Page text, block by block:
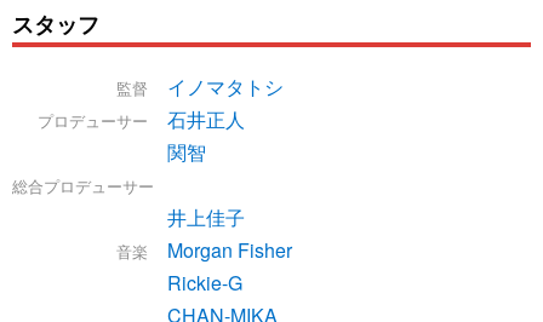
スタッフ
監督 イノマタトシ
プロデューサー
石井正人
関智
総合プロデューサー
井上佳子
音楽
Morgan Fisher
Rickie-G
CHAN-MIKA